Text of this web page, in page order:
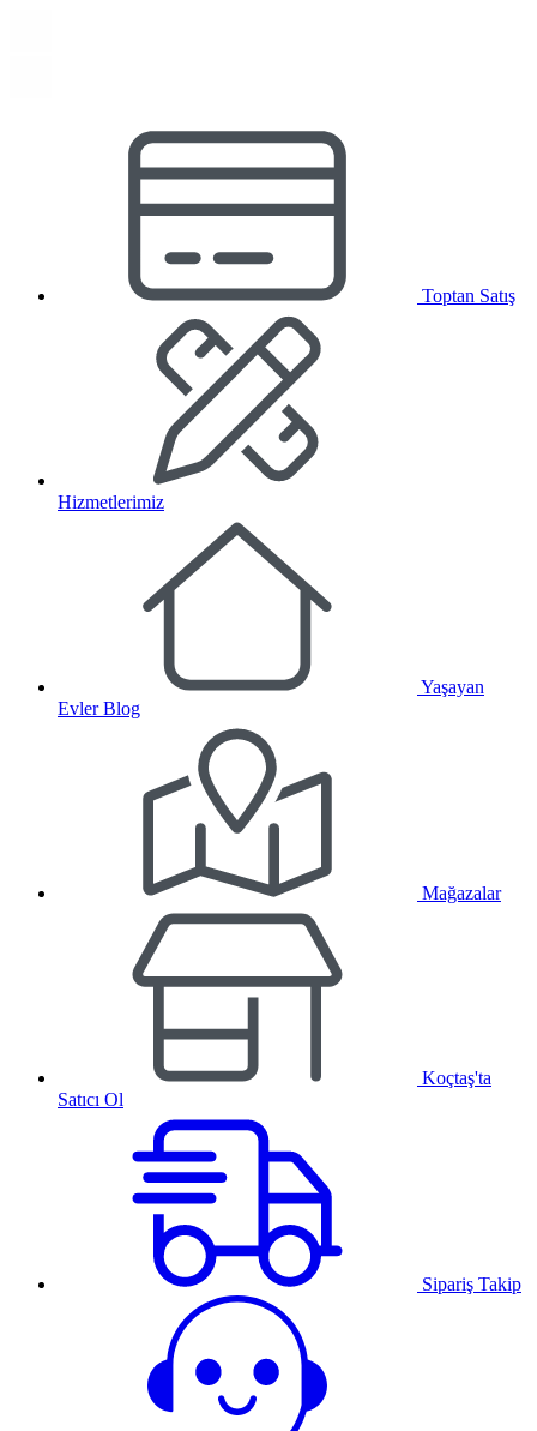
Toptan Satış
Hizmetlerimiz
Yaşayan
Evler Blog
Mağazalar
Koçtaş'ta
Satıcı Ol
Sipariş Takip